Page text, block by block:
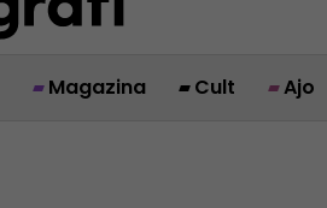
Magazina Cult Ajo